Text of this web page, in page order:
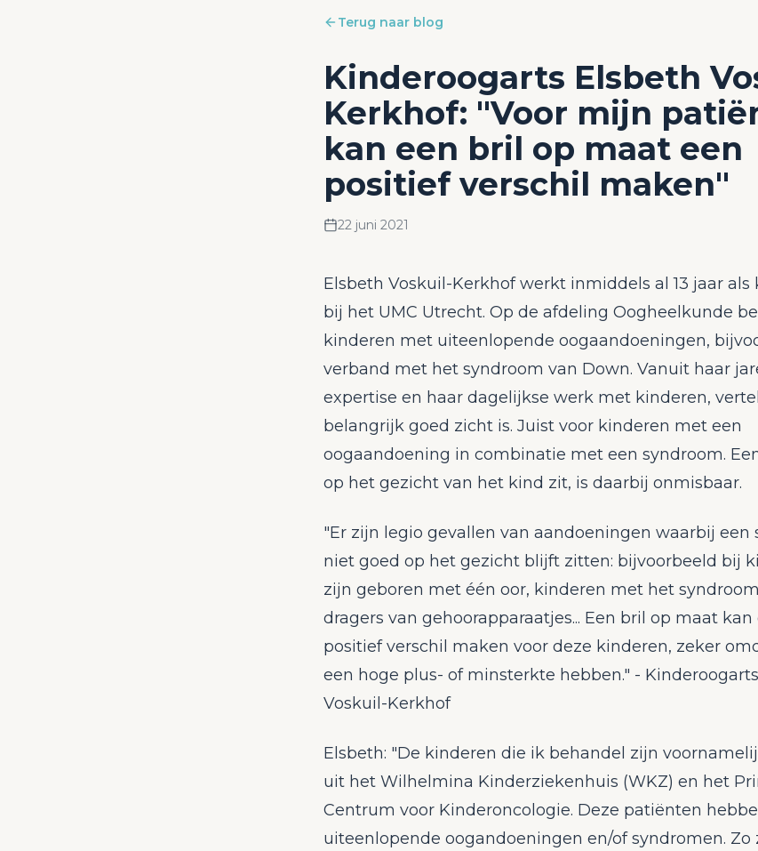
Terug naar blog
Kinderoogarts Elsbeth
Kerkhof: "Voor mijn
kan een bril op maat een
positief verschil maken"
22 juni 2021
Elsbeth Voskuil-Kerkhof werkt inmiddels al 13 jaar als
bij het UMC Utrecht. Op de afdeling Oogheelkunde
kinderen met uiteenlopende oogaandoeningen,
verband met het syndroom van Down. Vanuit haar
expertise en haar dagelijkse werk met kinderen,
belangrijk goed zicht is. Juist voor kinderen met een
oogaandoening in combinatie met een syndroom.
op het gezicht van het kind zit, is daarbij onmisbaar.
"Er zijn legio gevallen van aandoeningen waarbij een
niet goed op het gezicht blijft zitten: bijvoorbeeld bij
zijn geboren met één oor, kinderen met het
dragers van gehoorapparaatjes... Een bril op maat
positief verschil maken voor deze kinderen, zeker
een hoge plus- of minsterkte hebben." -
Voskuil-Kerkhof
Elsbeth: "De kinderen die ik behandel zijn
uit het Wilhelmina Kinderziekenhuis (WKZ) en het
Centrum voor Kinderoncologie. Deze patiënten
uiteenlopende oogandoeningen en/of syndromen. Zo